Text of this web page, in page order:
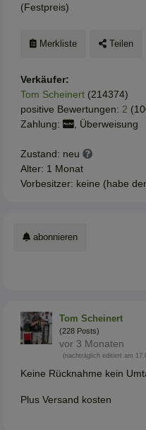
(Festpreis)
Merkliste Teilen
Verkäufer:
Tom Scheinert (214374)
positive Bewertungen: 2
Zahlung:
, Überweisung
Zustand: neu
Alter: 1 Monat
Vorbesitzer: keine (habe
abonnieren
Tom Scheinert
(228 Posts)
vor 3 Monaten
(nachträglich editiert am
Keine Rücknahme kein
Plus Versand kosten